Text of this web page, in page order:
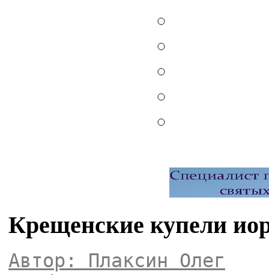
Крещенские купели
Автор: Плаксин Олег